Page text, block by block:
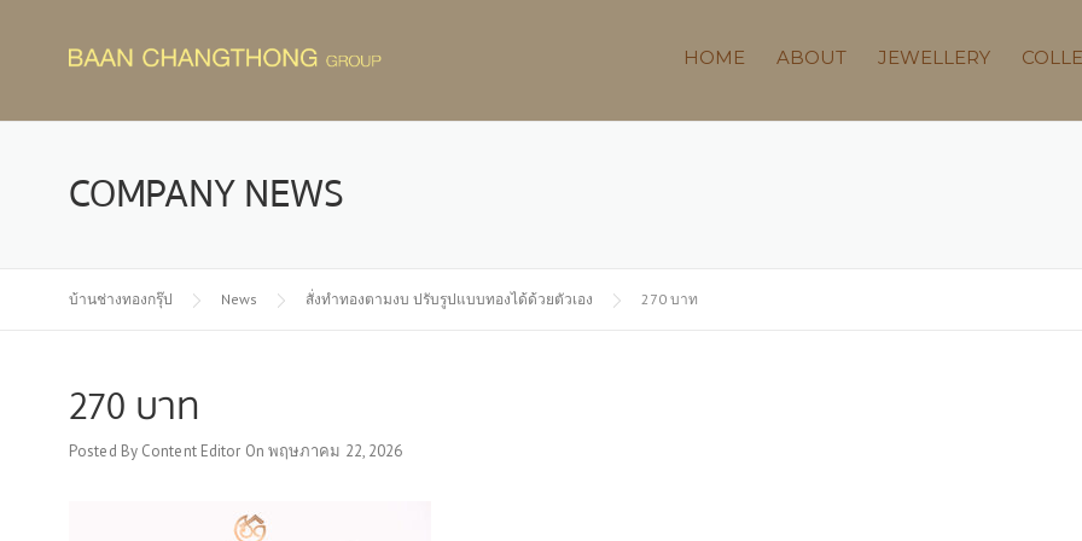
HOME ABOUT JEWELLERY
COMPANY NEWS
บ้านช่างทองกรุ๊ป News สั่งทำทองตามงบ ปรับรูปแบบทองได้ด้วยตัวเอง 270 บาท
270 บาท
Posted By Content Editor On พฤษภาคม 22, 2026